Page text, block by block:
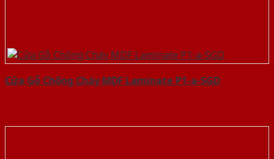
Cửa Gỗ Chống Cháy MDF Laminate P1-a-SGD